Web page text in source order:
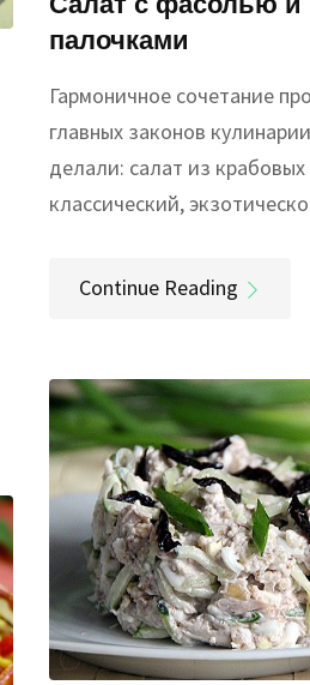
палочками
Гармоничное сочетание
главных законов
делали: салат из
классический,
Continue Reading